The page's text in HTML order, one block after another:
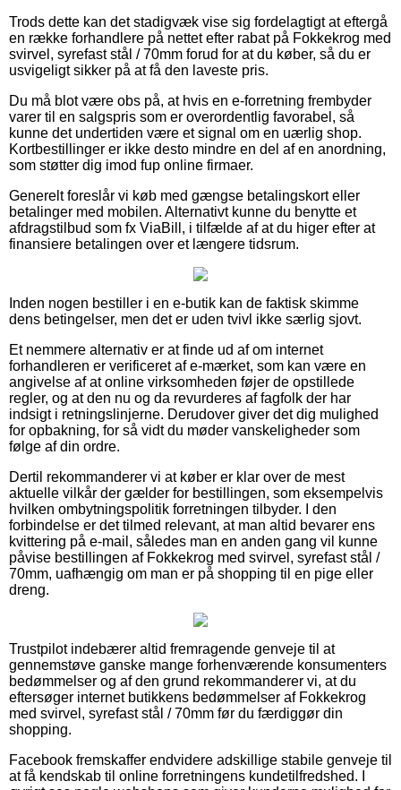
Trods dette kan det stadigvæk vise sig fordelagtigt at eftergå
en række forhandlere på nettet efter rabat på Fokkekrog med
svirvel, syrefast stål / 70mm forud for at du køber, så du er
usvigeligt sikker på at få den laveste pris.
Du må blot være obs på, at hvis en e-forretning frembyder
varer til en salgspris som er overordentlig favorabel, så
kunne det undertiden være et signal om en uærlig shop.
Kortbestillinger er ikke desto mindre en del af en anordning,
som støtter dig imod fup online firmaer.
Generelt foreslår vi køb med gængse betalingskort eller
betalinger med mobilen. Alternativt kunne du benytte et
afdragstilbud som fx ViaBill, i tilfælde af at du higer efter at
finansiere betalingen over et længere tidsrum.
Inden nogen bestiller i en e-butik kan de faktisk skimme
dens betingelser, men det er uden tvivl ikke særlig sjovt.
Et nemmere alternativ er at finde ud af om internet
forhandleren er verificeret af e-mærket, som kan være en
angivelse af at online virksomheden føjer de opstillede
regler, og at den nu og da revurderes af fagfolk der har
indsigt i retningslinjerne. Derudover giver det dig mulighed
for opbakning, for så vidt du møder vanskeligheder som
følge af din ordre.
Dertil rekommanderer vi at køber er klar over de mest
aktuelle vilkår der gælder for bestillingen, som eksempelvis
hvilken ombytningspolitik forretningen tilbyder. I den
forbindelse er det tilmed relevant, at man altid bevarer ens
kvittering på e-mail, således man en anden gang vil kunne
påvise bestillingen af Fokkekrog med svirvel, syrefast stål /
70mm, uafhængig om man er på shopping til en pige eller
dreng.
Trustpilot indebærer altid fremragende genveje til at
gennemstøve ganske mange forhenværende konsumenters
bedømmelser og af den grund rekommanderer vi, at du
eftersøger internet butikkens bedømmelser af Fokkekrog
med svirvel, syrefast stål / 70mm før du færdiggør din
shopping.
Facebook fremskaffer endvidere adskillige stabile genveje til
at få kendskab til online forretningens kundetilfredshed. I